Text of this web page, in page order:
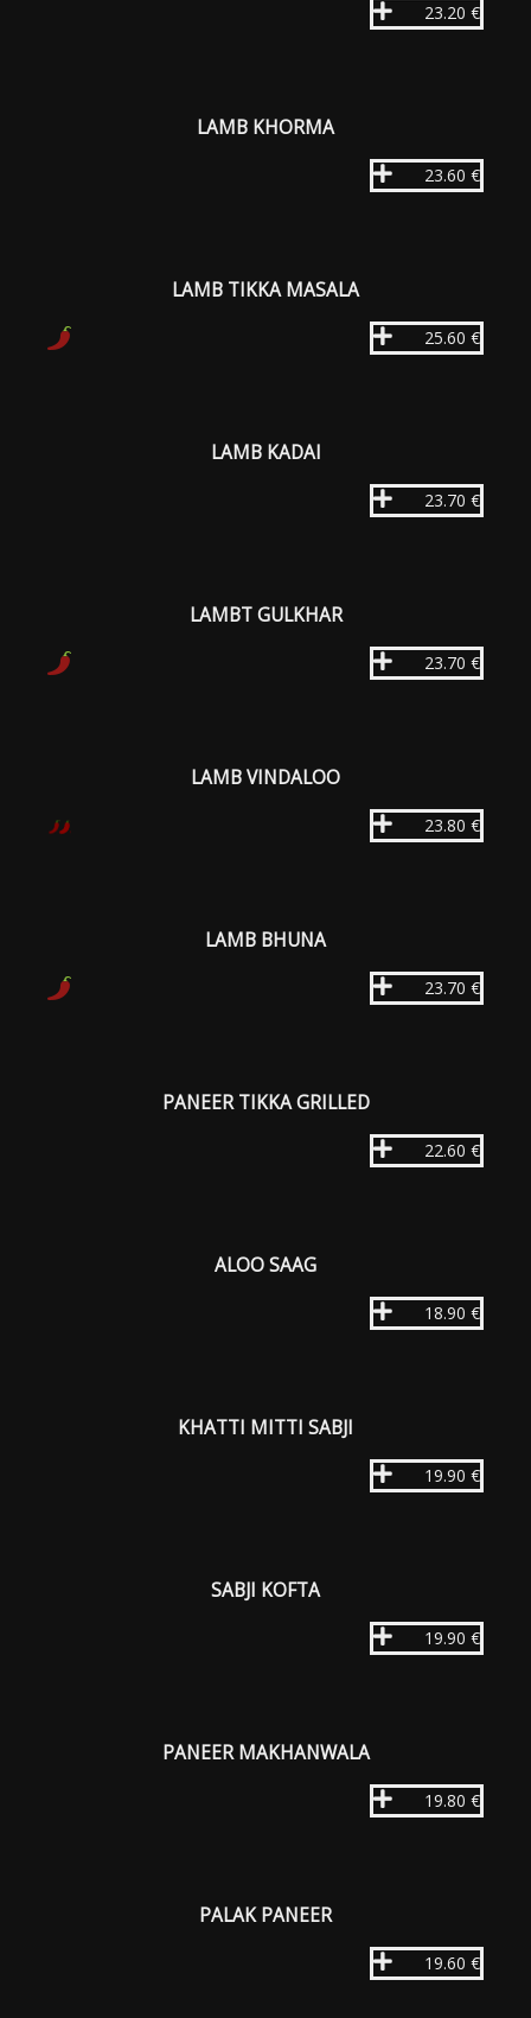
23.20 €
LAMB KHORMA
23.60 €
LAMB TIKKA MASALA
25.60 €
LAMB KADAI
23.70 €
LAMBT GULKHAR
23.70 €
LAMB VINDALOO
23.80 €
LAMB BHUNA
23.70 €
PANEER TIKKA GRILLED
22.60 €
ALOO SAAG
18.90 €
KHATTI MITTI SABJI
19.90 €
SABJI KOFTA
19.90 €
PANEER MAKHANWALA
19.80 €
PALAK PANEER
19.60 €